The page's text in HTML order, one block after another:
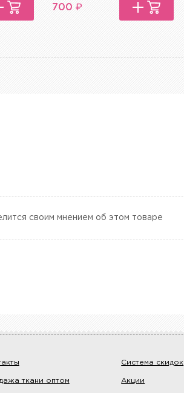
700 ₽
своим мнением об этом товаре
ткани оптом
Система скидок
Акции